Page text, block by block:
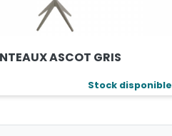
ASCOT GRIS
Stock disponible